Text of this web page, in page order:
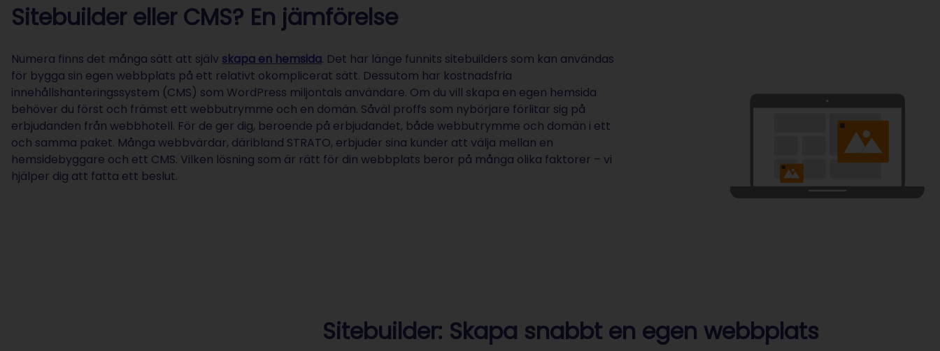
Sitebuilder vs. WordPress: Effektivitet eller spelrum
Sitebuilder eller CMS? En jämförelse
Numera finns det många sätt att själv skapa en hemsida. Det har länge funnits sitebuilders som kan användas
för bygga sin egen webbplats på ett relativt okomplicerat sätt. Dessutom har kostnadsfria
innehållshanteringssystem (CMS) som WordPress miljontals användare. Om du vill skapa en egen hemsida
behöver du först och främst ett webbutrymme och en domän. Såväl proffs som nybörjare förlitar sig på
erbjudanden från webbhotell. För de ger dig, beroende på erbjudandet, både webbutrymme och domän i ett
och samma paket. Många webbvärdar, däribland STRATO, erbjuder sina kunder att välja mellan en
hemsidebyggare och ett CMS. Vilken lösning som är rätt för din webbplats beror på många olika faktorer – vi
hjälper dig att fatta ett beslut.
Sitebuilder: Skapa snabbt en egen webbplats